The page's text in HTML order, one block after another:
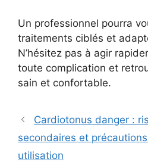
Un professionnel pourra
traitements ciblés et
N’hésitez pas à agir
toute complication et
sain et confortable.
Cardiotonus danger :
secondaires et
utilisation